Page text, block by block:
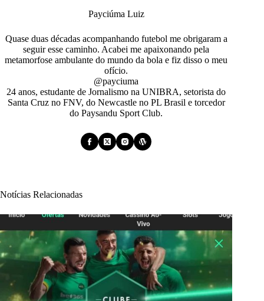
Payciúma Luiz
Quase duas décadas acompanhando futebol me obrigaram a
seguir esse caminho. Acabei me apaixonando pela
metamorfose ambulante do mundo da bola e fiz disso o meu
ofício.
@payciuma
24 anos, estudante de Jornalismo na UNIBRA, setorista do
Santa Cruz no FNV, do Newcastle no PL Brasil e torcedor
do Paysandu Sport Club.
Notícias Relacionadas